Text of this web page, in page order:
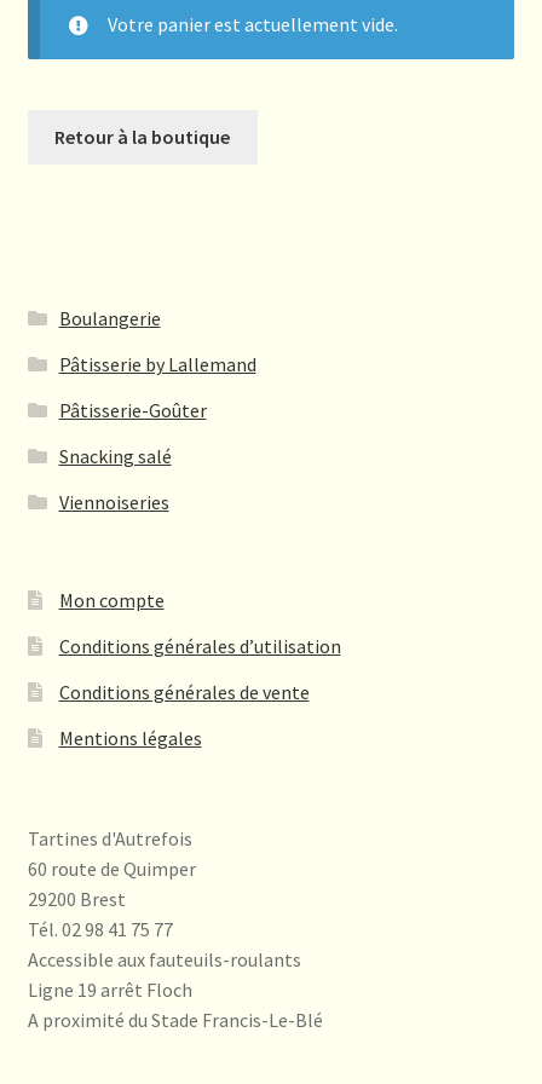
Votre panier est actuellement vide.
Retour à la boutique
Boulangerie
Pâtisserie by Lallemand
Pâtisserie-Goûter
Snacking salé
Viennoiseries
Mon compte
Conditions générales d’utilisation
Conditions générales de vente
Mentions légales
Tartines d'Autrefois
60 route de Quimper
29200 Brest
Tél. 02 98 41 75 77
Accessible aux fauteuils-roulants
Ligne 19 arrêt Floch
A proximité du Stade Francis-Le-Blé